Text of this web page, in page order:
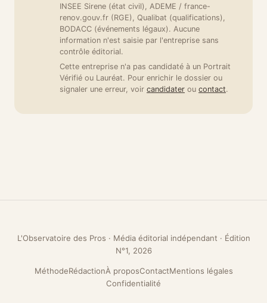
INSEE Sirene (état civil), ADEME / france-
renov.gouv.fr (RGE), Qualibat (qualifications),
BODACC (événements légaux). Aucune
information n'est saisie par l'entreprise sans
contrôle éditorial.
Cette entreprise n'a pas candidaté à un Portrait
Vérifié ou Lauréat. Pour enrichir le dossier ou
signaler une erreur, voir candidater ou contact.
L'Observatoire des Pros · Média éditorial indépendant · Édition
N°1, 2026
MéthodeRédactionÀ proposContactMentions légales
Confidentialité